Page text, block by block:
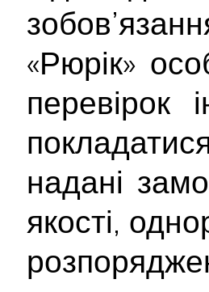
«Рюрік»
перевірок
надані
якості,